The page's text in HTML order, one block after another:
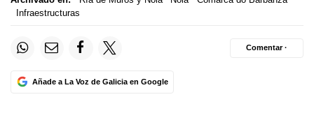
Infraestructuras
Añade a La Voz de Galicia en Google
Comentar ·